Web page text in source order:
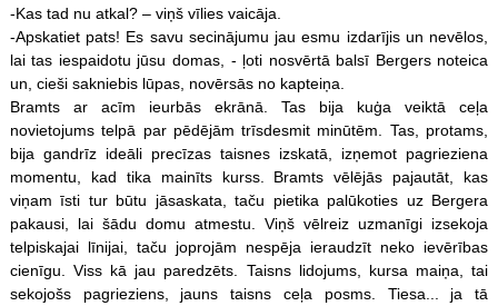
-Kas tad nu atkal? – viņš vīlies vaicāja.
-Apskatiet pats! Es savu secinājumu jau esmu izdarījis un nevēlos,
lai tas iespaidotu jūsu domas, - ļoti nosvērtā balsī Bergers noteica
un, cieši sakniebis lūpas, novērsās no kapteiņa.
Bramts ar acīm ieurbās ekrānā. Tas bija kuģa veiktā ceļa
novietojums telpā par pēdējām trīsdesmit minūtēm. Tas, protams,
bija gandrīz ideāli precīzas taisnes izskatā, izņemot pagrieziena
momentu, kad tika mainīts kurss. Bramts vēlējās pajautāt, kas
viņam īsti tur būtu jāsaskata, taču pietika palūkoties uz Bergera
pakausi, lai šādu domu atmestu. Viņš vēlreiz uzmanīgi izsekoja
telpiskajai līnijai, taču joprojām nespēja ieraudzīt neko ievērības
cienīgu. Viss kā jau paredzēts. Taisns lidojums, kursa maiņa, tai
sekojošs pagrieziens, jauns taisns ceļa posms. Tiesa... ja tā